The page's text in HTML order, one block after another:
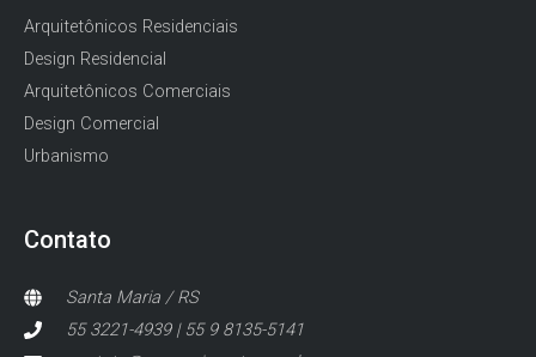
Arquitetônicos Residenciais
Design Residencial
Arquitetônicos Comerciais
Design Comercial
Urbanismo
Contato
Santa Maria / RS
55 3221-4939 | 55 9 8135-5141